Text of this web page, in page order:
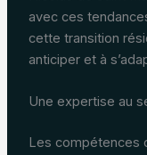
avec ces
cette transition
anticiper et à
Une expertise au
Les compétences